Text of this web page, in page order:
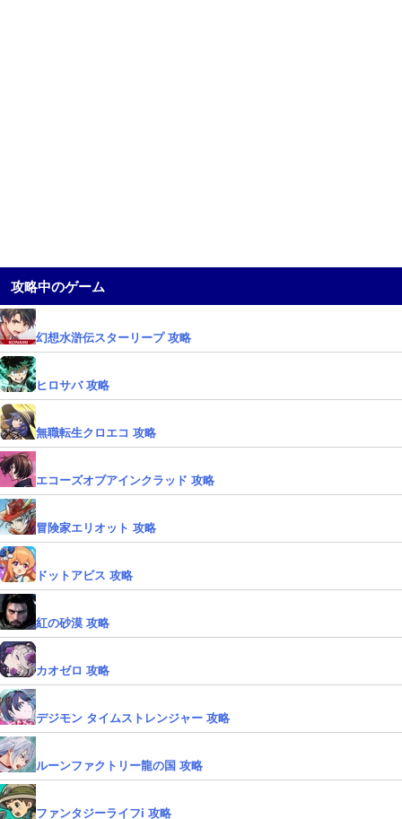
攻略中のゲーム
幻想水滸伝スターリープ 攻略
ヒロサバ 攻略
無職転生クロエコ 攻略
エコーズオブアインクラッド 攻略
冒険家エリオット 攻略
ドットアビス 攻略
紅の砂漠 攻略
カオゼロ 攻略
デジモン タイムストレンジャー 攻略
ルーンファクトリー龍の国 攻略
ファンタジーライフi 攻略